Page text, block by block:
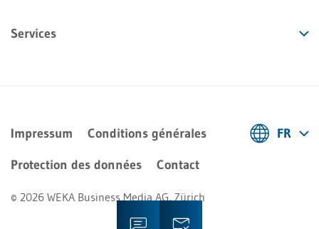
Services
Impressum
Conditions générales
Protection des données
Contact
© 2026 WEKA Business Media AG, Zürich
FR